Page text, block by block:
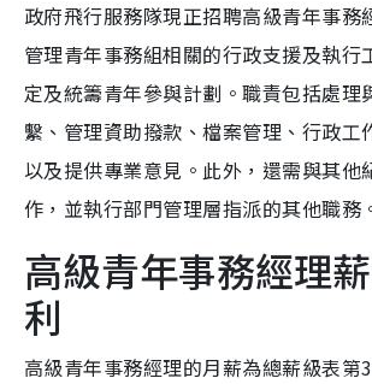
政府飛行服務隊現正招聘高級青年事務
管理青年事務組相關的行政支援及執行
定及統籌青年參與計劃。職責包括處理
繫、管理資助撥款、檔案管理、行政工
以及提供專業意見。此外，還需與其他
作，並執行部門管理層指派的其他職務
高級青年事務經理
利
高級青年事務經理的月薪為總薪級表第